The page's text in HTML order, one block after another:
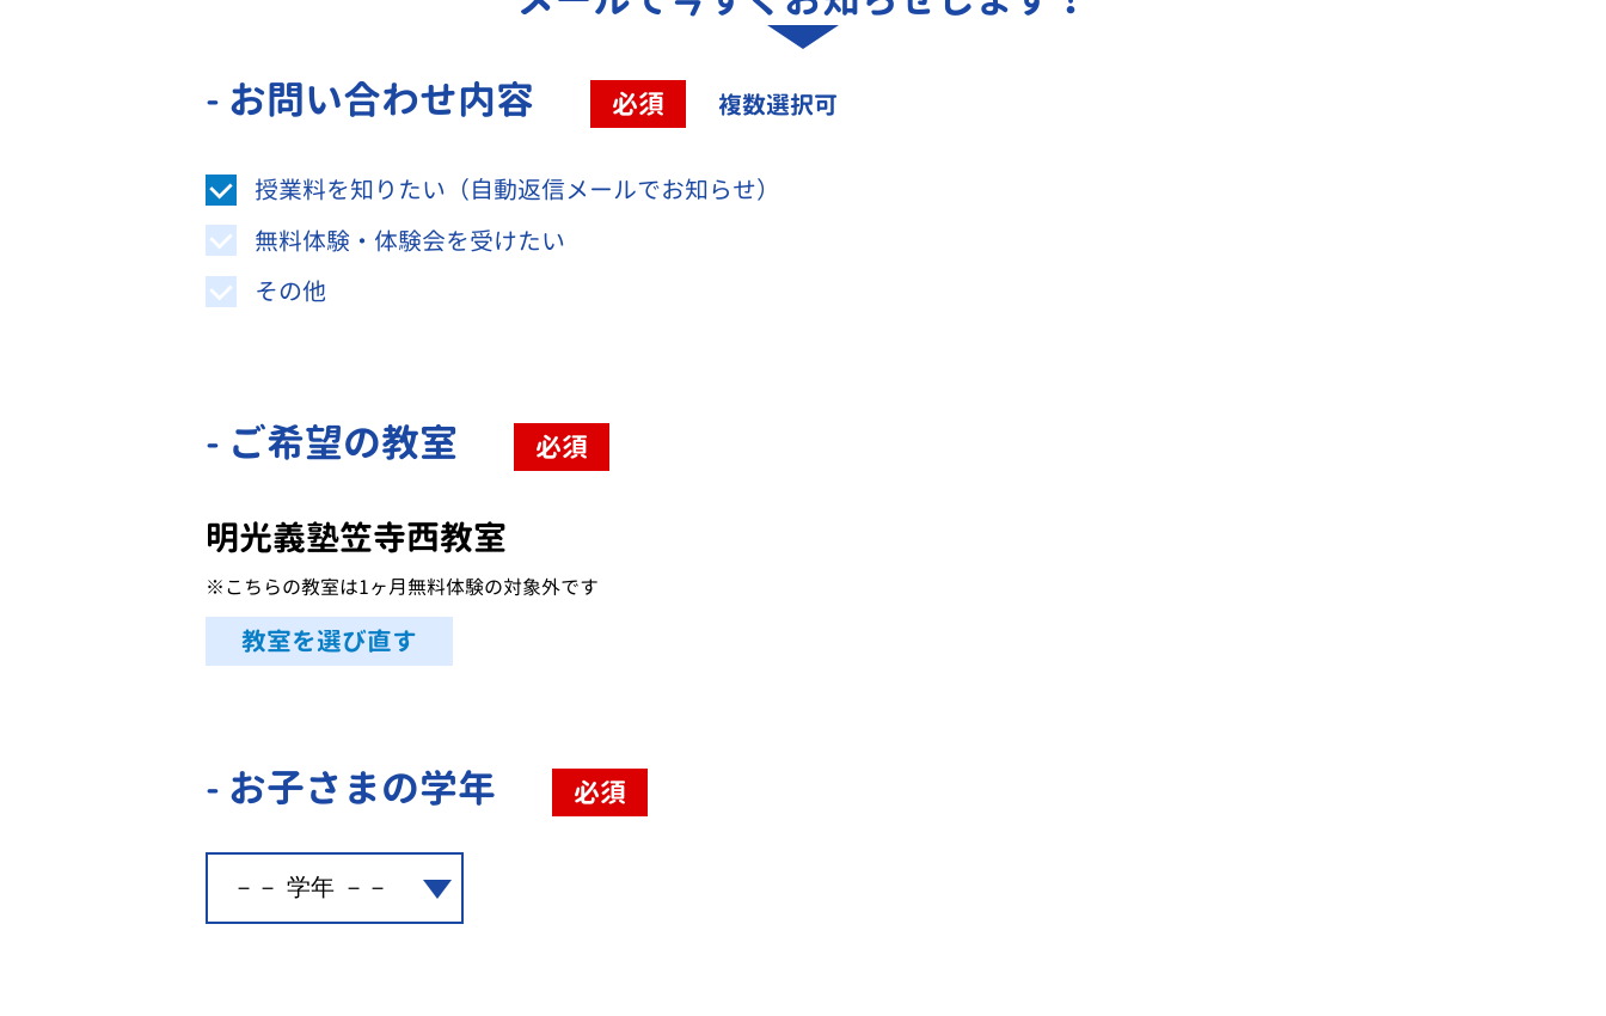
- お問い合わせ内容
必須 複数選択可
授業料を知りたい（自動返信メールでお知らせ）
無料体験・体験会を受けたい
その他
- ご希望の教室 必須
明光義塾笠寺西教室
※こちらの教室は1ヶ月無料体験の対象外です
教室を選び直す
- お子さまの学年 必須